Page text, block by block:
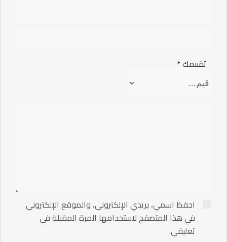
احفظ اسمي، بريدي الإلكتروني، والموقع الإلكتروني
في هذا المتصفح لاستخدامها المرة المقبلة في
تعليقي.
تقييمك*